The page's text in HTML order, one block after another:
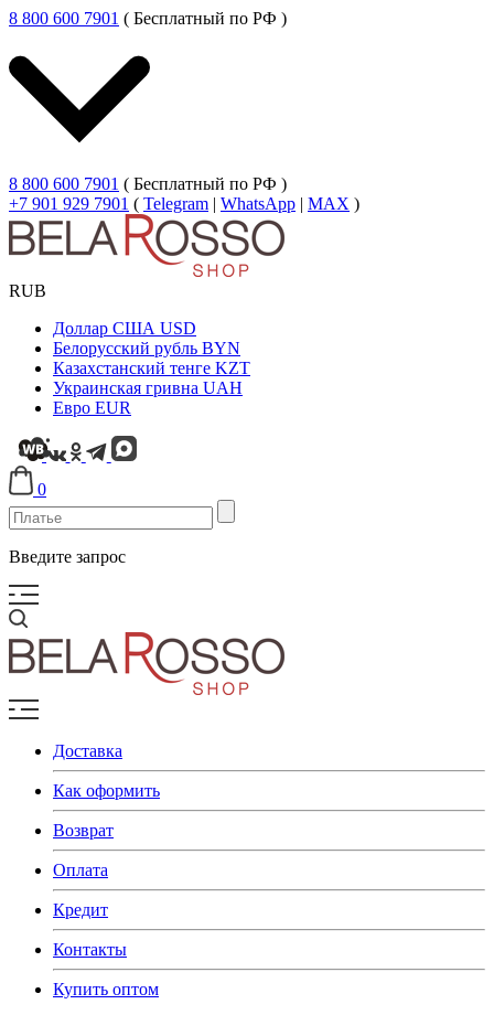
8 800 600 7901 ( Бесплатный по РФ )
8 800 600 7901 ( Бесплатный по РФ )
+7 901 929 7901 ( Telegram | WhatsApp | MAX )
RUB
Доллар США USD
Белорусский рубль BYN
Казахстанский тенге KZT
Украинская гривна UAH
Евро EUR
0
Введите запрос
Доставка
Как оформить
Возврат
Оплата
Кредит
Контакты
Купить оптом